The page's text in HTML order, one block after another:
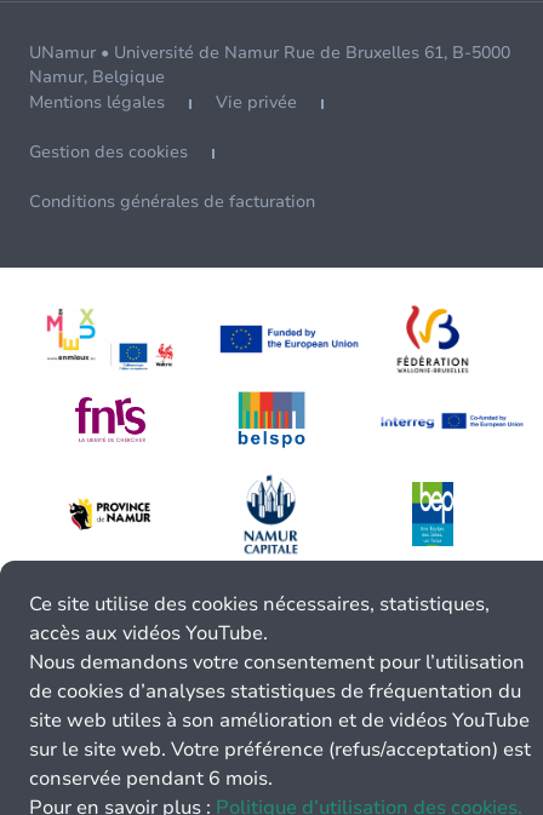
UNamur • Université de Namur Rue de Bruxelles 61, B-5000
Namur, Belgique
Mentions légales
Vie privée
Gestion des cookies
Conditions générales de facturation
Ce site utilise des cookies nécessaires, statistiques,
accès aux vidéos YouTube.
Nous demandons votre consentement pour l’utilisation
de cookies d’analyses statistiques de fréquentation du
site web utiles à son amélioration et de vidéos YouTube
sur le site web. Votre préférence (refus/acceptation) est
conservée pendant 6 mois.
Pour en savoir plus : Politique d’utilisation des cookies.